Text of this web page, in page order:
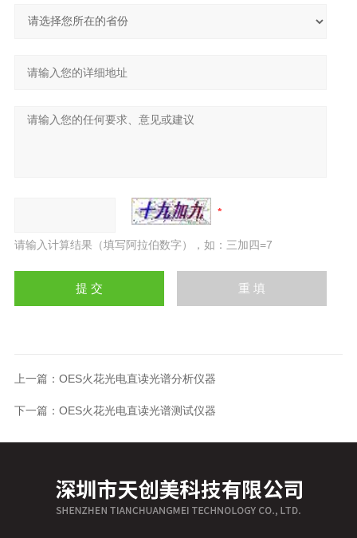
请输入计算结果（填写阿拉伯数字），如：三加四=7
上一篇： OES火花光电直读光谱分析仪器
下一篇： OES火花光电直读光谱测试仪器